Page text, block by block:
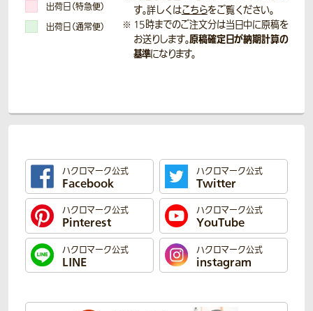
出荷日（特急便）
出荷日（通常便）
す。詳しくはこちらをご覧ください。
15時までのご注文分は当日中に原稿を
お送りします。原稿確定日が納期計算の
基準になります。
ハクロマーク公式
Facebook
ハクロマーク公式
Twitter
ハクロマーク公式
Pinterest
ハクロマーク公式
YouTube
ハクロマーク公式
LINE
ハクロマーク公式
instagram